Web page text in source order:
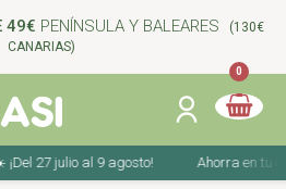
49€ PENÍNSULA Y BALEARES
(130€
CANARIAS)
0
27 julio al 9 agosto! Ahorra en tu